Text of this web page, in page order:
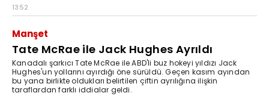
13:52
Manşet
Tate McRae ile Jack Hughes Ayrıldı
Kanadalı şarkıcı Tate McRae ile ABD'li buz hokeyi yıldızı Jack
Hughes'un yollarını ayırdığı öne sürüldü. Geçen kasım ayından
bu yana birlikte oldukları belirtilen çiftin ayrılığına ilişkin
taraflardan farklı iddialar geldi.